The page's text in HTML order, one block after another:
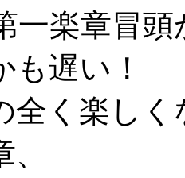
一楽章冒
も遅い！
全く楽し